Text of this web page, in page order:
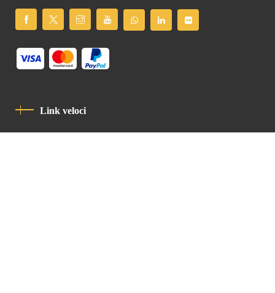
Link veloci